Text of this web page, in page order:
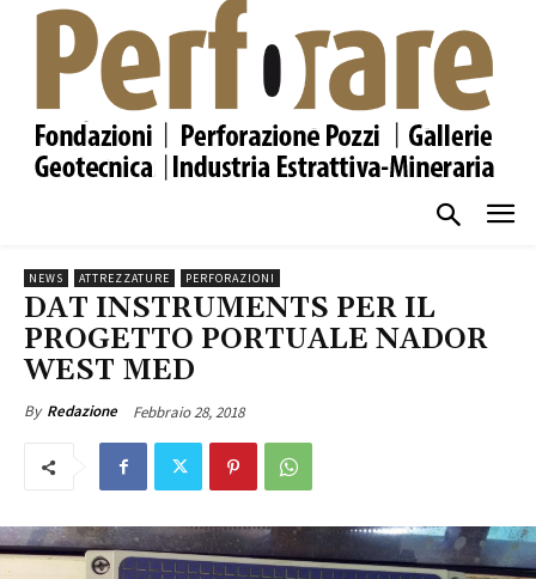
NEWS ATTREZZATURE PERFORAZIONI
DAT INSTRUMENTS PER IL
PROGETTO PORTUALE NADOR
WEST MED
By Redazione Febbraio 28, 2018